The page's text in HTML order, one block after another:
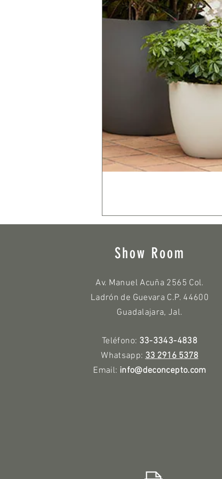
Show Room
Av. Manuel Acuña 2565 Col.
Ladrón de Guevara C.P. 44600
Guadalajara, Jal.
Teléfono: 33-3343-4838
Whatsapp:33 2916 5378
Email: info@deconcepto.com